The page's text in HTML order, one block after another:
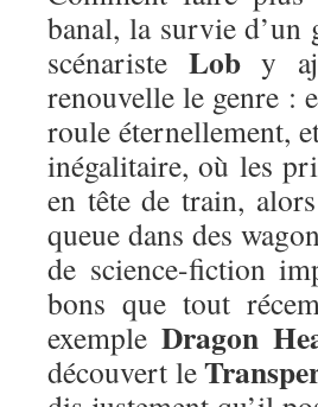
banal, la survie d’un
scénariste Loby
renouvelle le genre :
roule éternellement,
inégalitaire, où les
en tête de train,
queue dans des
de science-fiction
bons que tout
exempleDragon
découvert le